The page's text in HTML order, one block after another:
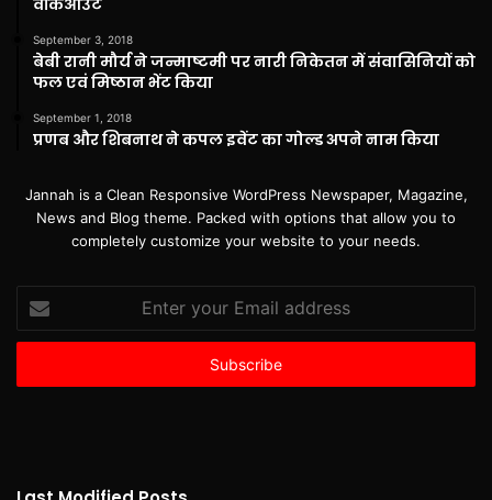
September 3, 2018
बेबी रानी मौर्य ने जन्माष्टमी पर नारी निकेतन में संवासिनियों को
फल एवं मिष्ठान भेंट किया
September 1, 2018
प्रणब और शिबनाथ ने कपल इवेंट का गोल्ड अपने नाम किया
Jannah is a Clean Responsive WordPress Newspaper, Magazine,
News and Blog theme. Packed with options that allow you to
completely customize your website to your needs.
your
Email